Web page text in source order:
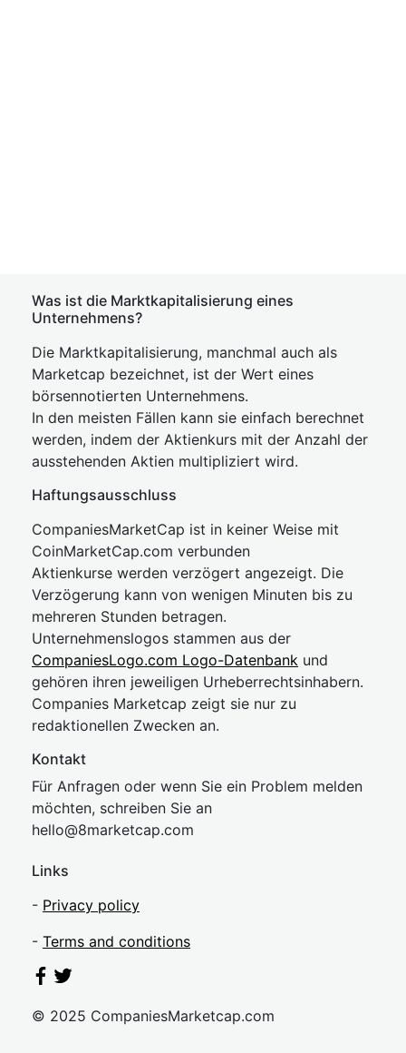
Was ist die Marktkapitalisierung eines
Unternehmens?
Die Marktkapitalisierung, manchmal auch als
Marketcap bezeichnet, ist der Wert eines
börsennotierten Unternehmens.
In den meisten Fällen kann sie einfach berechnet
werden, indem der Aktienkurs mit der Anzahl der
ausstehenden Aktien multipliziert wird.
Haftungsausschluss
CompaniesMarketCap ist in keiner Weise mit
CoinMarketCap.com verbunden
Aktienkurse werden verzögert angezeigt. Die
Verzögerung kann von wenigen Minuten bis zu
mehreren Stunden betragen.
Unternehmenslogos stammen aus der
CompaniesLogo.com Logo-Datenbank und
gehören ihren jeweiligen Urheberrechtsinhabern.
Companies Marketcap zeigt sie nur zu
redaktionellen Zwecken an.
Kontakt
Für Anfragen oder wenn Sie ein Problem melden
möchten, schreiben Sie an
hello@8marketcap.com
Links
- Privacy policy
- Terms and conditions
© 2025 CompaniesMarketcap.com